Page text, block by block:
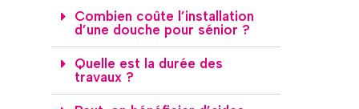
Combien coûte l’installation
d’une douche pour sénior ?
Quelle est la durée des
travaux ?